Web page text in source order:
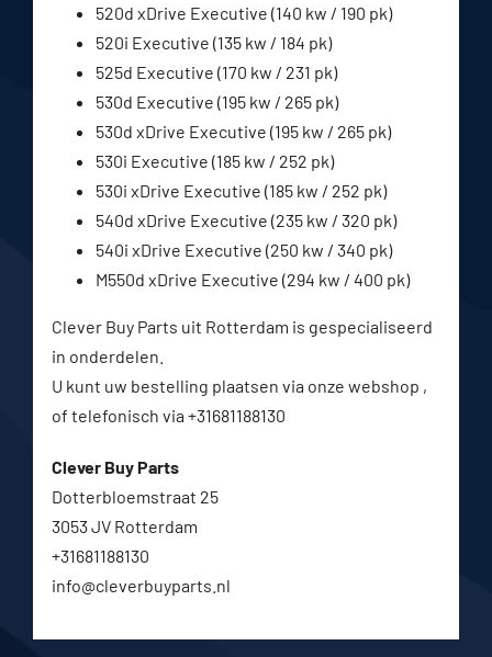
520d xDrive Executive (140 kw / 190 pk)
520i Executive (135 kw / 184 pk)
525d Executive (170 kw / 231 pk)
530d Executive (195 kw / 265 pk)
530d xDrive Executive (195 kw / 265 pk)
530i Executive (185 kw / 252 pk)
530i xDrive Executive (185 kw / 252 pk)
540d xDrive Executive (235 kw / 320 pk)
540i xDrive Executive (250 kw / 340 pk)
M550d xDrive Executive (294 kw / 400 pk)
Clever Buy Parts uit Rotterdam is gespecialiseerd
in onderdelen.
U kunt uw bestelling plaatsen via onze webshop ,
of telefonisch via +31681188130
Clever Buy Parts
Dotterbloemstraat 25
3053 JV Rotterdam
+31681188130
info@cleverbuyparts.nl